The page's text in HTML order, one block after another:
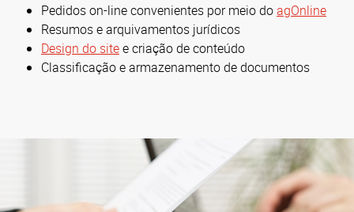
Pedidos on-line convenientes por meio doagOnline
Resumos e arquivamentos jurídicos
Design do sitee criação de conteúdo
Classificação e armazenamento de documentos